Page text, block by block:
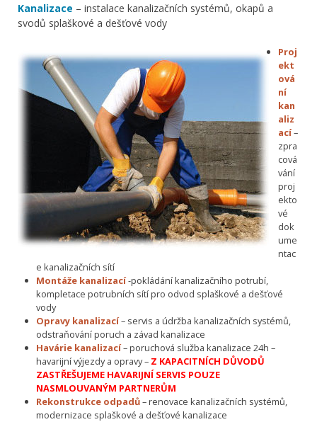
Kanalizace – instalace kanalizačních systémů, okapů a
svodů splaškové a dešťové vody
Proj
ekt
ová
ní
kan
aliz
ací–
zpra
cová
vání
proj
ekto
vé
dok
ume
ntac
e kanalizačních sítí
Montáže kanalizací-pokládání kanalizačního potrubí,
kompletace potrubních sítí pro odvod splaškové a dešťové
vody
Opravy kanalizací– servis a údržba kanalizačních systémů,
odstraňování poruch a závad kanalizace
Havárie kanalizací– poruchová služba kanalizace 24h –
havarijní výjezdy a opravy – Z KAPACITNÍCH DŮVODŮ
ZASTŘEŠUJEME HAVARIJNÍ SERVIS POUZE
NASMLOUVANÝM PARTNERŮM
Rekonstrukce odpadů– renovace kanalizačních systémů,
modernizace splaškové a dešťové kanalizace